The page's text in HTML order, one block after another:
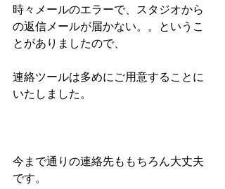
時々メールのエラーで、スタジオから
の返信メールが届かない。。というこ
とがありましたので、
連絡ツールは多めにご用意することに
いたしました。
今まで通りの連絡先ももちろん大丈夫
です。